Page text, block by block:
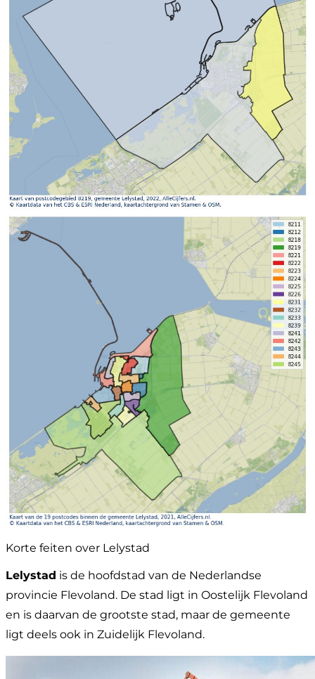
Korte feiten over Lelystad
Lelystad is de hoofdstad van de Nederlandse
provincie Flevoland. De stad ligt in Oostelijk Flevoland
en is daarvan de grootste stad, maar de gemeente
ligt deels ook in Zuidelijk Flevoland.